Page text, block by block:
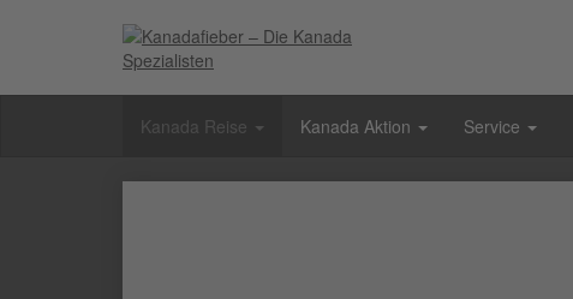
Kanada Reise Kanada Aktion Service